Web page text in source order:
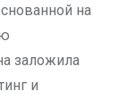
на
заложила
и